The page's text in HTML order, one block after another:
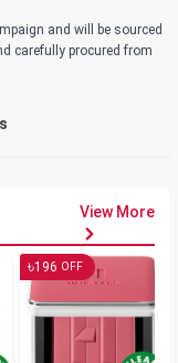
and will be sourced
carefully procured from
View More
৳196 OFF